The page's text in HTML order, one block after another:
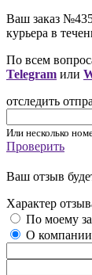
Ваш заказ
курьера в
По всем
Telegram или
отследить
Или несколько
Проверить
Ваш отзыв
Характер
По моему
О компании